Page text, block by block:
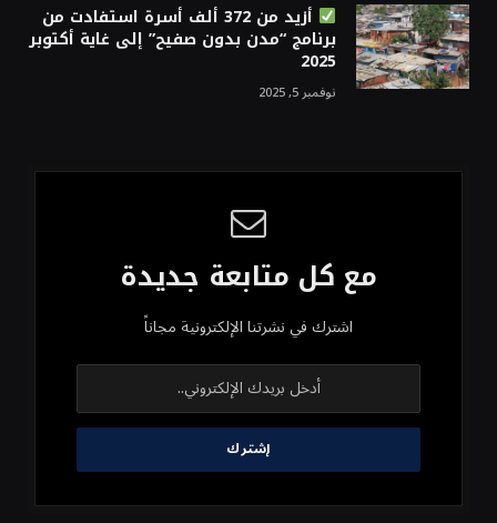
أزيد من 372 ألف أسرة استفادت من
برنامج “مدن بدون صفيح” إلى غاية أكتوبر
2025
نوفمبر 5, 2025
مع كل متابعة جديدة
اشترك في نشرتنا الإلكترونية مجاناً